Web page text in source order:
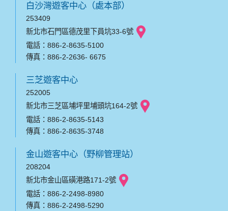
白沙灣遊客中心（處本部）
253409
新北市石門區德茂里下員坑33-6號
電話：886-2-8635-5100
傳真：886-2-2636- 6675
三芝遊客中心
252005
新北市三芝區埔坪里埔頭坑164-2號
電話：886-2-8635-5143
傳真：886-2-8635-3748
金山遊客中心（野柳管理站）
208204
新北市金山區磺港路171-2號
電話：886-2-2498-8980
傳真：886-2-2498-5290